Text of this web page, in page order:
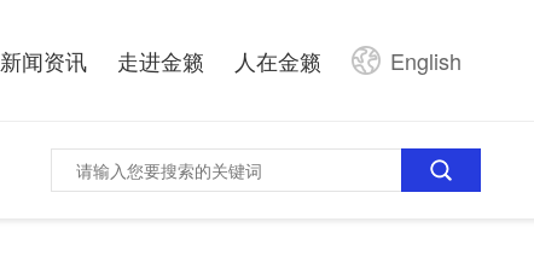
English
新闻资讯 走进金籁 人在金籁